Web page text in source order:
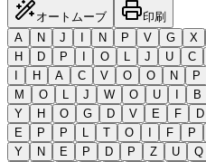
オートムーブ
印刷
A
N J I N P V G X
H
D P I O L J U C
I
H A C V O O N P
M
O L J W O U I B
Y
H O G D V E F D
E
P P L T O I F P
Y
N E P D P Z U Q